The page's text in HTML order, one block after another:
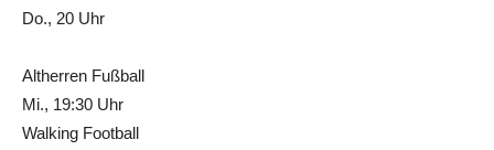
Do., 20 Uhr
Altherren Fußball
Mi., 19:30 Uhr
Walking Football